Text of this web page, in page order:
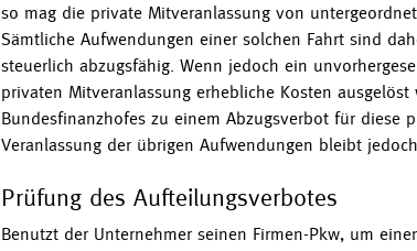
so mag die private Mitveranlassung von
Sämtliche Aufwendungen einer solchen Fahrt sind
steuerlich abzugsfähig. Wenn jedoch ein
privaten Mitveranlassung erhebliche Kosten
Bundesfinanzhofes zu einem Abzugsverbot für diese
Veranlassung der übrigen Aufwendungen bleibt
Prüfung des Aufteilungsverbotes
Benutzt der Unternehmer seinen Firmen-Pkw, um